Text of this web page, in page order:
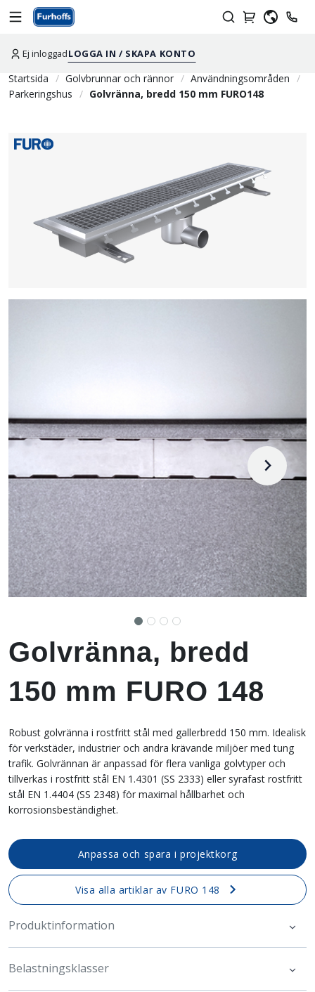
Ej inloggadLOGGA IN / SKAPA KONTO
Startsida Golvbrunnar och rännor
Användningsområden
Parkeringshus
Golvränna, bredd 150 mm FURO148
Golvränna, bredd
150 mm FURO 148
Robust golvränna i rostfritt stål med gallerbredd 150 mm. Idealisk
för verkstäder, industrier och andra krävande miljöer med tung
trafik. Golvrännan är anpassad för flera vanliga golvtyper och
tillverkas i rostfritt stål EN 1.4301 (SS 2333) eller syrafast rostfritt
stål EN 1.4404 (SS 2348) för maximal hållbarhet och
korrosionsbeständighet.
Anpassa och spara i projektkorg
Visa alla artiklar av FURO 148
Produktinformation
Belastningsklasser